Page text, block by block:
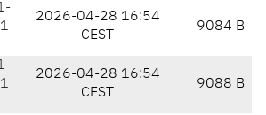
2026-04-28 16:54
CEST
9084 B
2026-04-28 16:54
CEST
9088 B